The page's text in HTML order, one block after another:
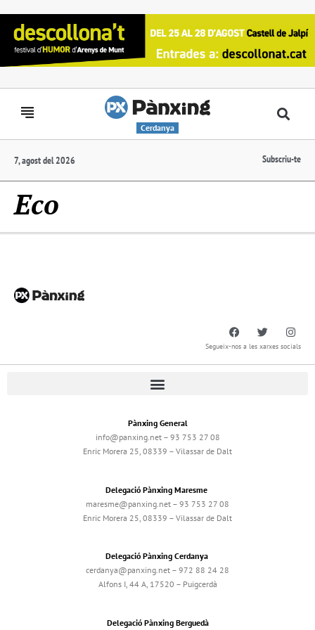
Cerdanya
7, agost del 2026 Subscriu-te
Eco
Segueix-nos a les xarxes socials
Pànxing General
info@panxing.net – 93 753 27 08
Enric Morera 25, 08339 – Vilassar de Dalt
Delegació Pànxing Maresme
maresme@panxing.net – 93 753 27 08
Enric Morera 25, 08339 – Vilassar de Dalt
Delegació Pànxing Cerdanya
cerdanya@panxing.net – 972 88 24 28
Alfons I, 44 A, 17520 – Puigcerdà
Delegació Pànxing Berguedà